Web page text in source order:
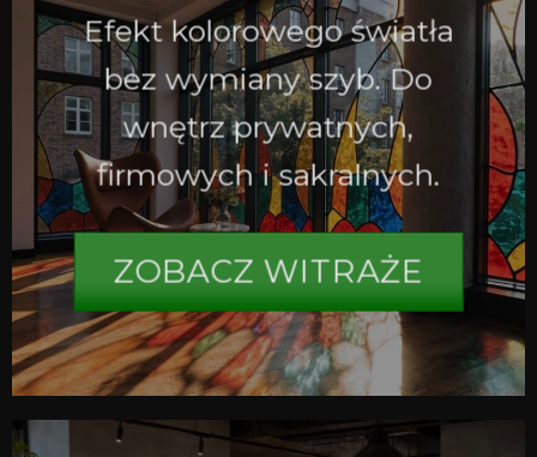
Efekt kolorowego światła
bez wymiany szyb. Do
wnętrz prywatnych,
firmowych i sakralnych.
ZOBACZ WITRAŻE